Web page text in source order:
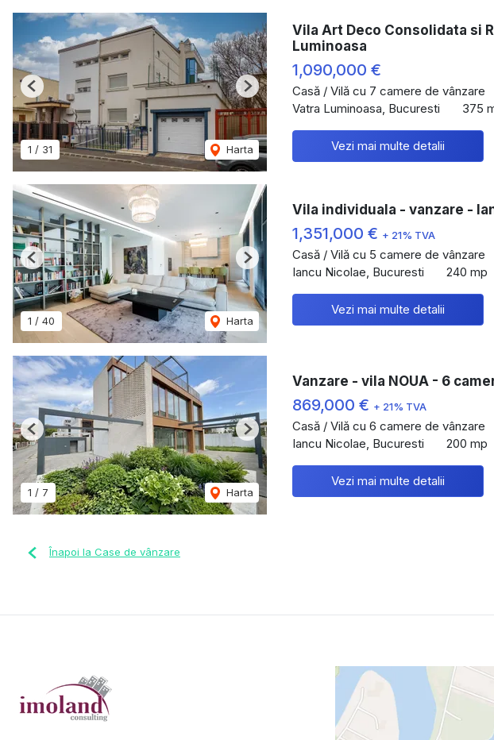
1 / 31 Harta
Previous Next
Vila Art Deco Consolidata si
Luminoasa
1,090,000 €
Casă / Vilă cu 7 camere de vânzare
Vatra Luminoasa, Bucuresti
375
Vezi mai multe detalii
1 / 40 Harta
Previous Next
Vila individuala - vanzare -
1,351,000 € + 21% TVA
Casă / Vilă cu 5 camere de vânzare
Iancu Nicolae, Bucuresti
240 mp
Vezi mai multe detalii
1 / 7 Harta
Previous Next
Vanzare - vila NOUA - 6
869,000 € + 21% TVA
Casă / Vilă cu 6 camere de vânzare
Iancu Nicolae, Bucuresti
200 mp
Vezi mai multe detalii
Înapoi la Case de vânzare